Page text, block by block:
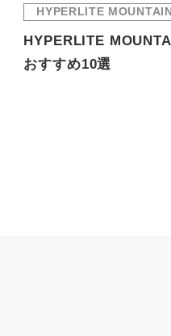
HYPERLITE
HYPERLITE
おすすめ10選